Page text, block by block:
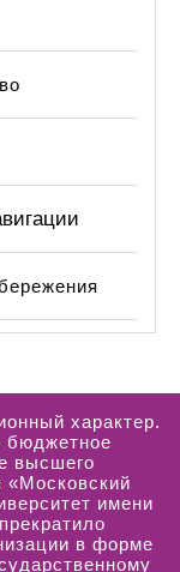
характер.
бюджетное
высшего
«Московский
имени
в форме